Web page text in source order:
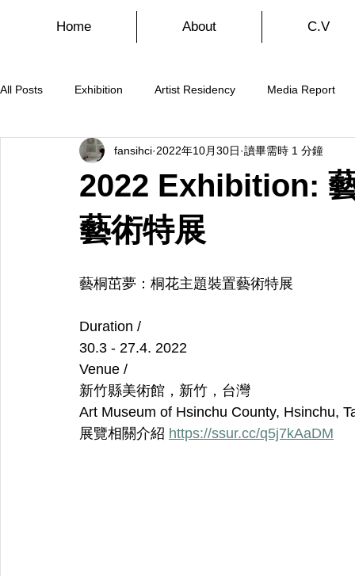
Home About C.V
All Posts Exhibition Artist Residency Media Report
2022 Exhibition:
藝術特展
fansihci 2022年10月30日 讀畢需時 1 分鐘
藝桐茁夢：桐花主題裝置藝術特展
Duration /
30.3 - 27.4. 2022
Venue /
新竹縣美術館，新竹，台灣
Art Museum of Hsinchu County, Hsinchu,
展覽相關介紹 https://ssur.cc/q5j7kAaDM